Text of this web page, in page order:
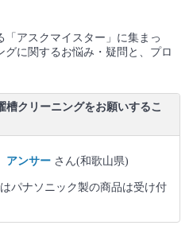
アスクマイスター」に集まっ
に関するお悩み・疑問と、プロ
槽クリーニングをお願いするこ
アンサー さん(和歌山県)
パナソニック製の商品は受け付